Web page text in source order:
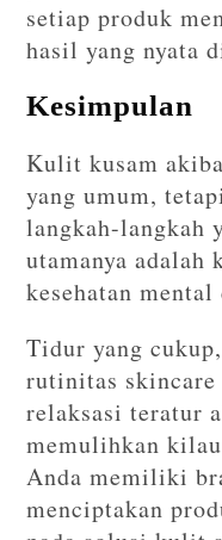
setiap produk
hasil yang nyata
Kesimpulan
Kulit kusam
yang umum,
langkah-langkah
utamanya adalah
kesehatan
Tidur yang
rutinitas skincare
relaksasi teratur
memulihkan
Anda memiliki
menciptakan